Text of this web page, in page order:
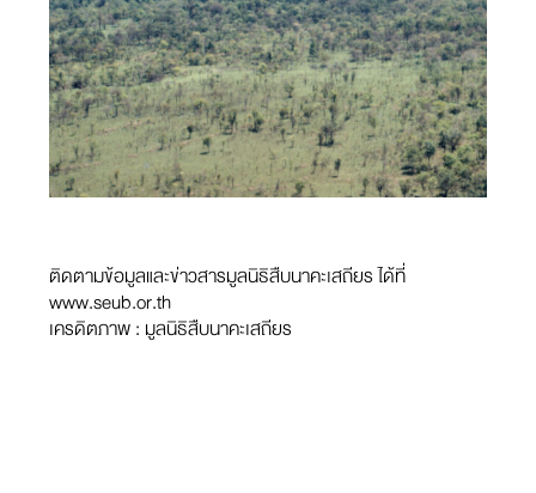
ติดตามข้อมูลและข่าวสารมูลนิธิสืบนาคะเสถียร ได้ที่
www.seub.or.th
เครดิตภาพ : มูลนิธิสืบนาคะเสถียร